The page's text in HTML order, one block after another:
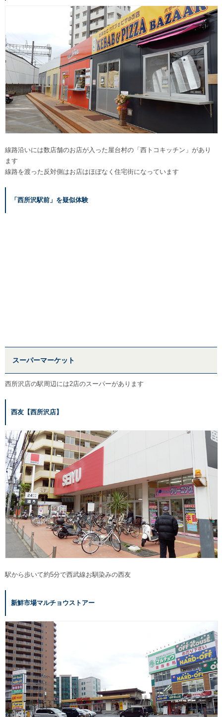
線路沿いには数店舗のお店が入った屋台村の「西トコキッチン」があり
ます
線路を渡った反対側はお店はほぼなく住宅街になっています
「西所沢駅前」を疑似体験
スーパーマーケット
西所沢店の駅周辺には2店のスーパーがあります
西友【西所沢店】
駅から歩いて約5分で西武線お馴染みの西友
新鮮市場マルチョウストアー